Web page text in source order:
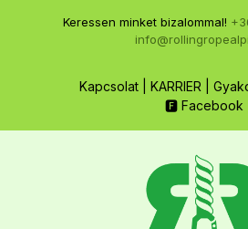
Keressen minket bizalommal!
Kapcsolat| KARRIER
🅵 Facebook